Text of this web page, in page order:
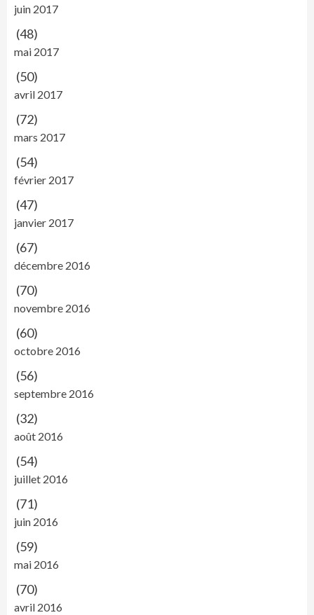
juin 2017
(48)
mai 2017
(50)
avril 2017
(72)
mars 2017
(54)
février 2017
(47)
janvier 2017
(67)
décembre 2016
(70)
novembre 2016
(60)
octobre 2016
(56)
septembre 2016
(32)
août 2016
(54)
juillet 2016
(71)
juin 2016
(59)
mai 2016
(70)
avril 2016